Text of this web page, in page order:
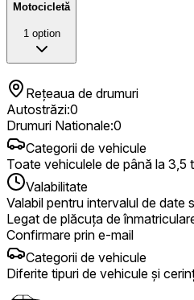
Motocicletă
1 option
Rețeaua de drumuri
Autostrăzi:0
Drumuri Nationale:0
Categorii de vehicule
Toate vehiculele de până la 3,5 t
Valabilitate
Valabil pentru intervalul de date
Legat de plăcuța de
Confirmare prin e-mail
Categorii de vehicule
Diferite tipuri de vehicule și